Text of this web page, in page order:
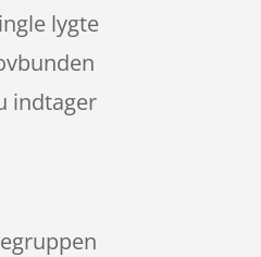
lygte
indtager